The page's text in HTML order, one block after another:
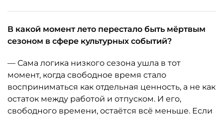
В какой момент лето перестало быть мёртвым
сезоном в сфере культурных событий?
— Сама логика низкого сезона ушла в тот
момент, когда свободное время стало
восприниматься как отдельная ценность, а не как
остаток между работой и отпуском. И его,
свободного времени, остаётся всё меньше. Если